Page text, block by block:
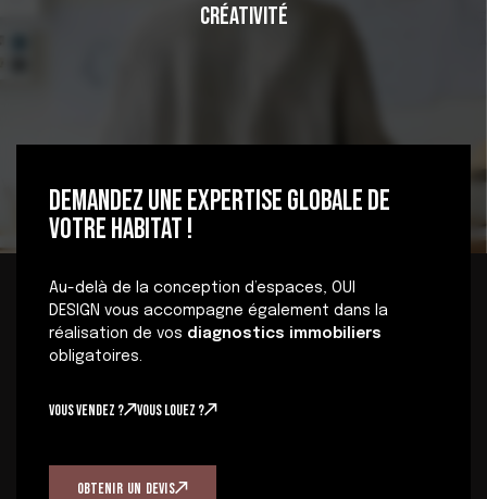
Créativité
DEMANDEZ UNE EXPERTISE GLOBALE DE
VOTRE HABITAT !
Au-delà de la conception d’espaces, OUI
DESIGN vous accompagne également dans la
réalisation de vos diagnostics immobiliers
obligatoires.
Vous vendez ? Vous louez ?
OBTENIR UN DEVIS